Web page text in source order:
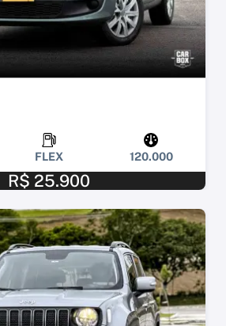
FLEX 120.000
R$ 25.900